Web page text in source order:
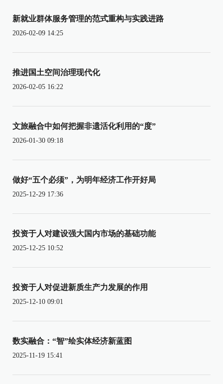
新就业群体服务管理的范式重构与实践进路
2026-02-09 14:25
推进国土空间治理现代化
2026-02-05 16:22
文旅融合中如何把握非遗活化利用的“度”
2026-01-30 09:18
做好“五个必须”，为明年经济工作开好局
2025-12-29 17:36
投资于人对建设强大国内市场的基础功能
2025-12-25 10:52
投资于人对促进新质生产力发展的作用
2025-12-10 09:01
数实融合：“智”绘实体经济新蓝图
2025-11-19 15:41